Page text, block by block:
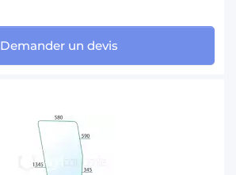
Demander un devis